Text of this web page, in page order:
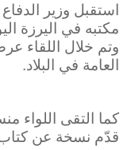
استقبل وزير
مكتبه في اليرزة
وتم خلال اللقاء
العامة في البلاد.
كما التقى اللواء
قدّم نسخة عن